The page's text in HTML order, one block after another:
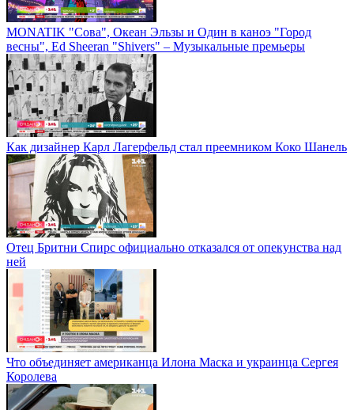
MONATIK "Сова", Океан Эльзы и Один в каноэ "Город
весны", Ed Sheeran "Shivers" – Музыкальные премьеры
Как дизайнер Карл Лагерфельд стал преемником Коко Шанель
Отец Бритни Спирс официально отказался от опекунства над
ней
Что объединяет американца Илона Маска и украинца Сергея
Королева